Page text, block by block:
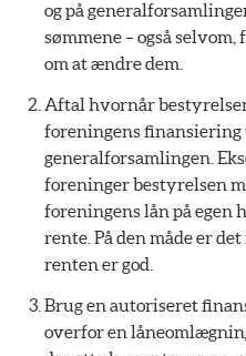
og på
sømmene – også
om at ændre dem.
Aftal hvornår
foreningens finansiering
generalforsamlingen.
foreninger bestyrelsen
foreningens lån på egen
rente. På den måde er
renten er god.
Brug en autoriseret
overfor en